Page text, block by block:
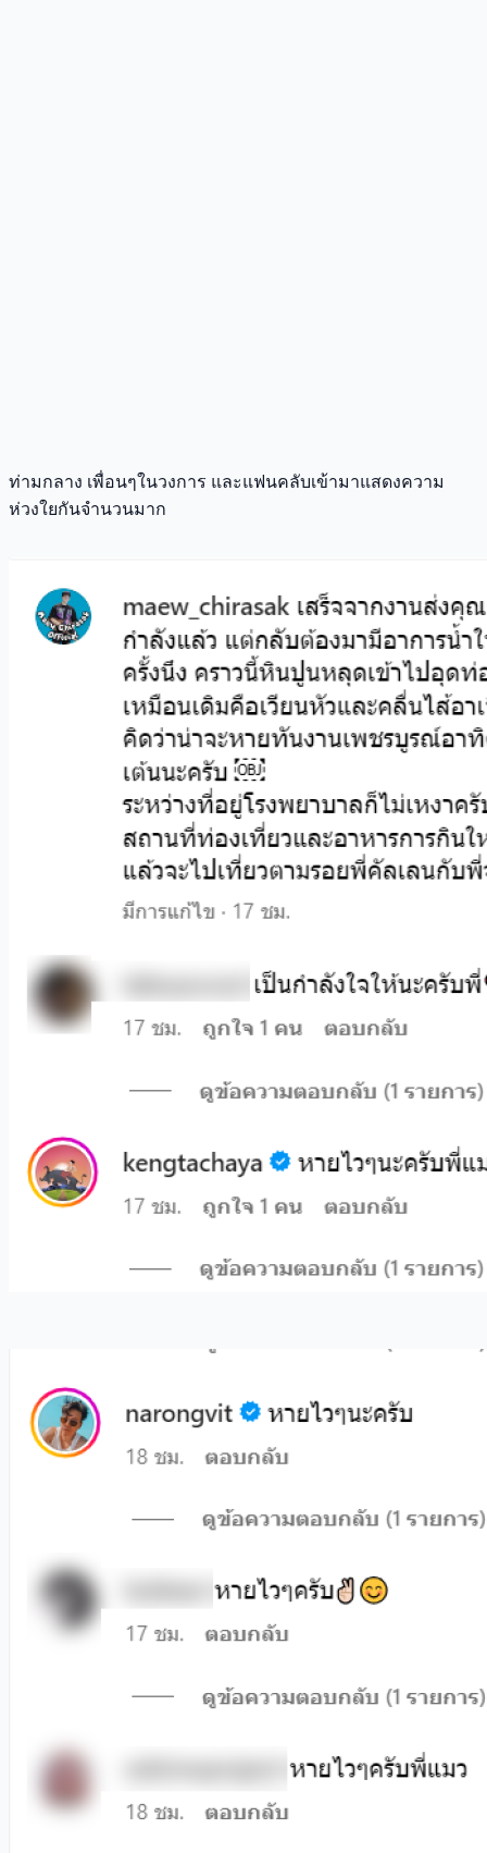
ท่ามกลาง เพื่อนๆในวงการ และแฟนคลับเข้ามาแสดงความ
ห่วงใยกันจำนวนมาก